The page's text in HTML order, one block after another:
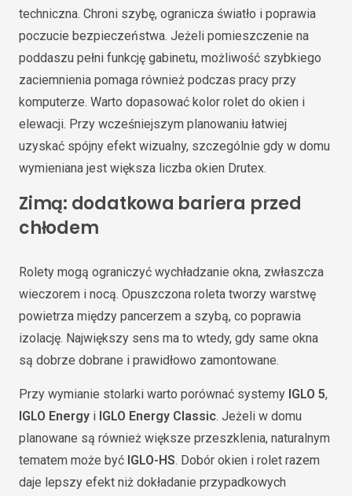
techniczna. Chroni szybę, ogranicza światło i poprawia
poczucie bezpieczeństwa. Jeżeli pomieszczenie na
poddaszu pełni funkcję gabinetu, możliwość szybkiego
zaciemnienia pomaga również podczas pracy przy
komputerze. Warto dopasować kolor rolet do okien i
elewacji. Przy wcześniejszym planowaniu łatwiej
uzyskać spójny efekt wizualny, szczególnie gdy w domu
wymieniana jest większa liczba okien Drutex.
Zimą: dodatkowa bariera przed
chłodem
Rolety mogą ograniczyć wychładzanie okna, zwłaszcza
wieczorem i nocą. Opuszczona roleta tworzy warstwę
powietrza między pancerzem a szybą, co poprawia
izolację. Największy sens ma to wtedy, gdy same okna
są dobrze dobrane i prawidłowo zamontowane.
Przy wymianie stolarki warto porównać systemy IGLO 5,
IGLO Energy i IGLO Energy Classic. Jeżeli w domu
planowane są również większe przeszklenia, naturalnym
tematem może być IGLO-HS. Dobór okien i rolet razem
daje lepszy efekt niż dokładanie przypadkowych